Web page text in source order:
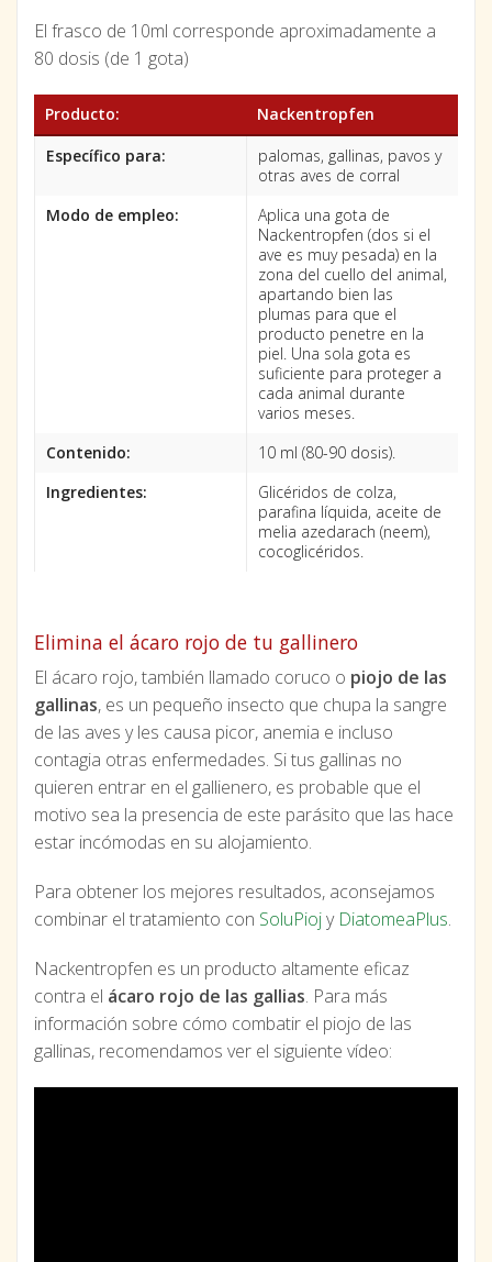
El frasco de 10ml corresponde aproximadamente a
80 dosis (de 1 gota)
Producto:
Nackentropfen
Específico para:
palomas, gallinas, pavos y
otras aves de corral
Modo de empleo:
Aplica una gota de
Nackentropfen (dos si el
ave es muy pesada) en la
zona del cuello del animal,
apartando bien las
plumas para que el
producto penetre en la
piel. Una sola gota es
suficiente para proteger a
cada animal durante
varios meses.
Contenido:
10 ml (80-90 dosis).
Ingredientes:
Glicéridos de colza,
parafina líquida, aceite de
melia azedarach (neem),
cocoglicéridos.
Elimina el ácaro rojo de tu gallinero
El ácaro rojo, también llamado coruco o piojo de las
gallinas, es un pequeño insecto que chupa la sangre
de las aves y les causa picor, anemia e incluso
contagia otras enfermedades. Si tus gallinas no
quieren entrar en el gallienero, es probable que el
motivo sea la presencia de este parásito que las hace
estar incómodas en su alojamiento.
Para obtener los mejores resultados, aconsejamos
combinar el tratamiento con SoluPiojy DiatomeaPlus.
Nackentropfen es un producto altamente eficaz
contra el ácaro rojo de las gallias. Para más
información sobre cómo combatir el piojo de las
gallinas, recomendamos ver el siguiente vídeo: